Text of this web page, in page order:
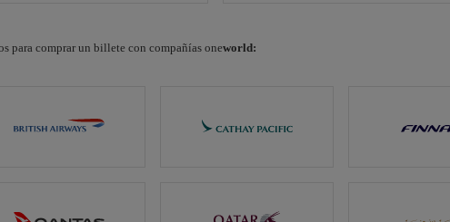
para comprar un billete con compañías oneworld: